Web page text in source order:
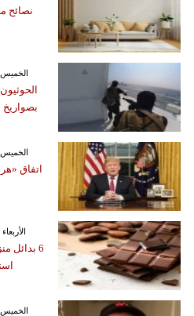
نصائح
GMT 22:28 2026 الخميس ,06 آب / أغسطس
بصواريخ
GMT 20:59 2026 الخميس ,06 آب / أغسطس
اتفاق
GMT 19:40 2026 الأربعاء ,05 آب / أغسطس
6 بدائل
GMT 14:55 2026 الخميس ,06 آب / أغسطس